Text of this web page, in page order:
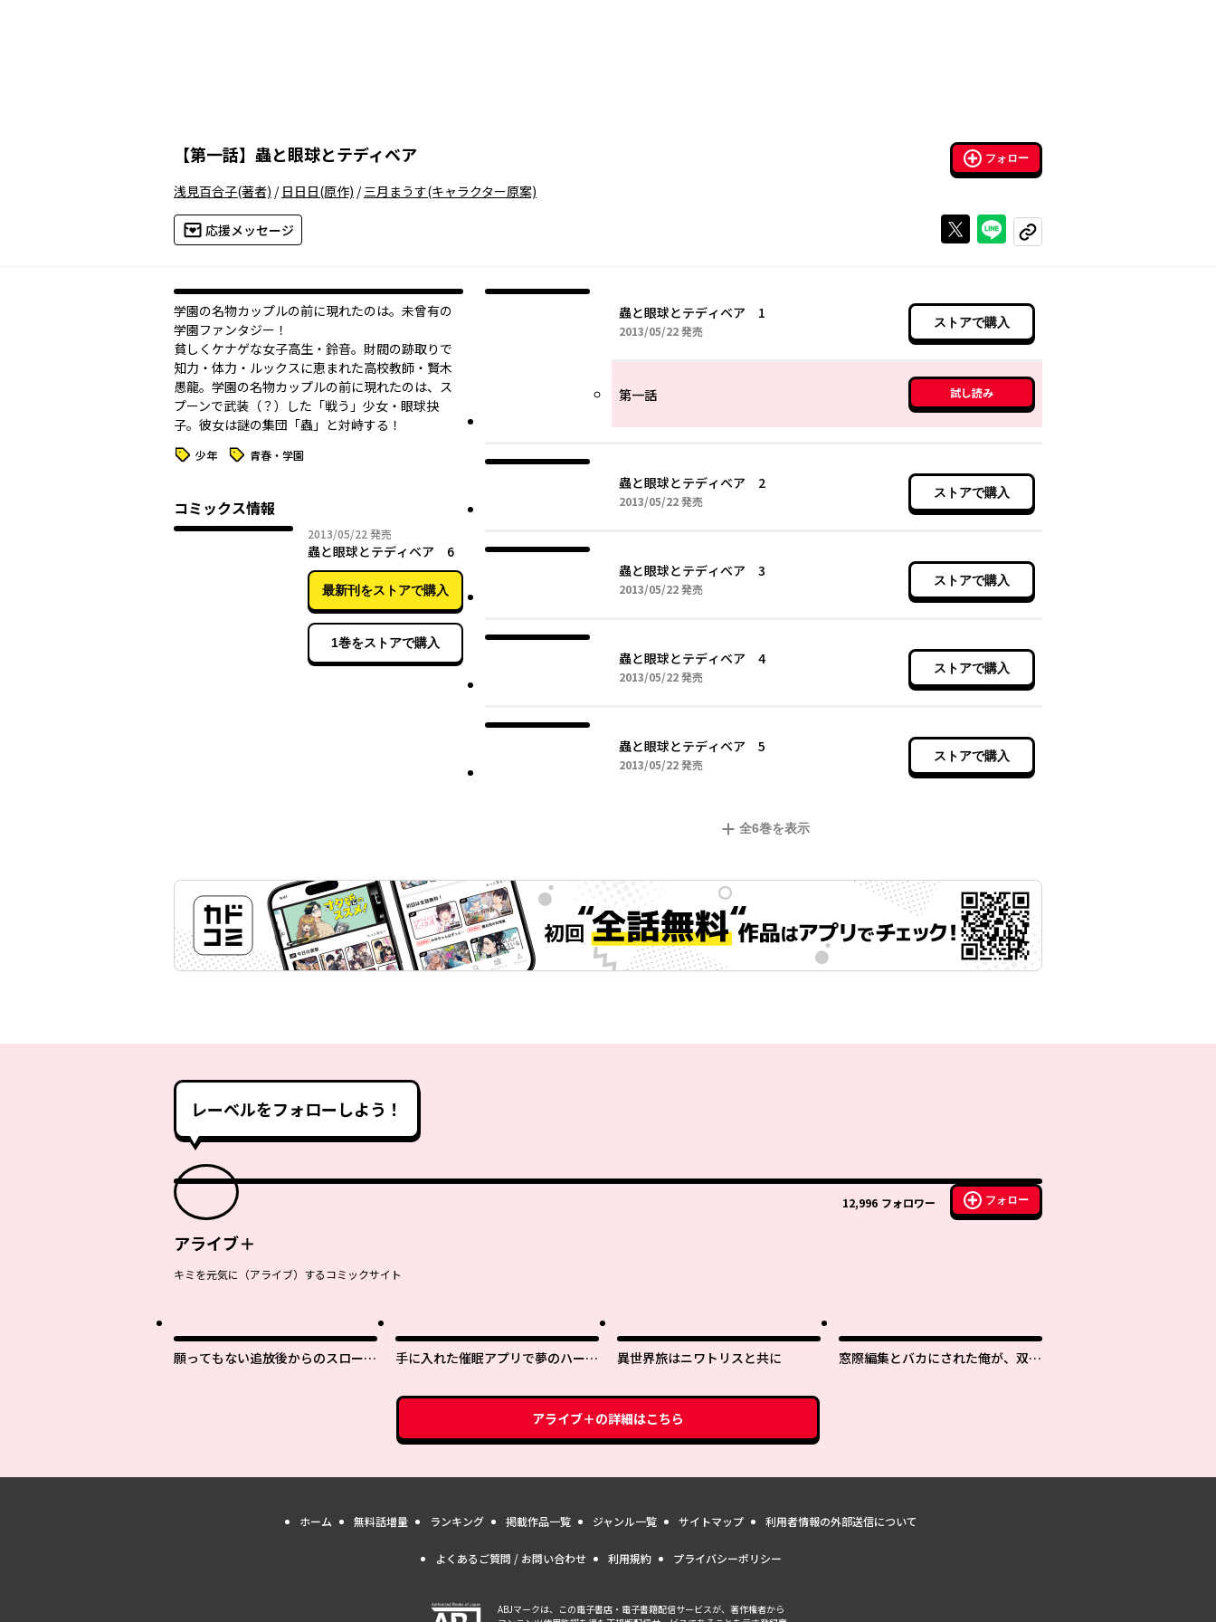
【第一話】 蟲と眼球とテディベア フォロー
浅見百合子(著者) / 日日日(原作) /三月まうす(キャラクター原案)
応援メッセージ Xで投稿するラインでシェアする
コピーする
学園の名物カップルの前に現れたのは――。未曾有の
学園ファンタジー！
貧しくケナゲな女子高生・鈴音。財閥の跡取りで
知力・体力・ルックスに恵まれた高校教師・賢木
愚龍。学園の名物カップルの前に現れたのは、ス
プーンで武装（？）した「戦う」少女・眼球抉
子。彼女は謎の集団「蟲」と対峙する！
タグ 少年 タグ 青春・学園
コミックス情報
2013/05/22 2013年05月22日
発売
蟲と眼球とテディベア 6
最新刊をストアで購入
1巻をストアで購入
蟲と眼球とテディベア 1
2013/05/222013年05月22日
発売
ストアで購入
第一話 試し読み
蟲と眼球とテディベア 2
2013/05/222013年05月22日
発売
ストアで購入
蟲と眼球とテディベア 3
2013/05/222013年05月22日
発売
ストアで購入
蟲と眼球とテディベア 4
2013/05/222013年05月22日
発売
ストアで購入
蟲と眼球とテディベア 5
2013/05/222013年05月22日
発売
ストアで購入
全6巻を表示
レーベルをフォローしよう！
12,996 フォロワー フォロー
アライブ＋
キミを元気に（アライブ）するコミックサイト
願ってもない追放後からのスローラ
手に入れた催眠アプリで夢のハーレ
異世界旅はニワトリスと共に
窓際編集とバカにされた俺が、双子
アライブ＋の詳細はこちら
ホーム 無料話増量 ランキング 掲載作品一覧 ジャンル一覧 サイトマップ 利用者情報の外部送信について
よくあるご質問 / お問い合わせ 利用規約 プライバシーポリシー
ABJマークは、この電子書店・電子書籍配信サービスが、著作権者から